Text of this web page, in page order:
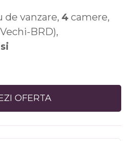
vanzare, 4 camere,
BRD),
OFERTA